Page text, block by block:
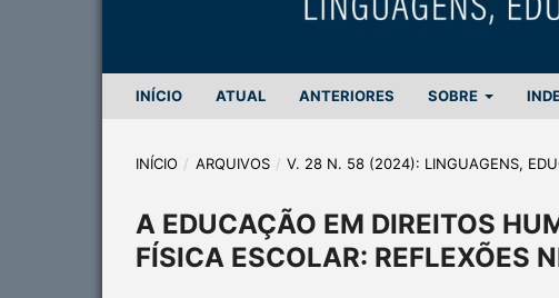
INÍCIO ATUAL ANTERIORES SOBRE
INÍCIO / ARQUIVOS / V. 28 N. 58 (2024): LINGUAGENS,
A EDUCAÇÃO EM DIREITOS
FÍSICA ESCOLAR: REFLEXÕES